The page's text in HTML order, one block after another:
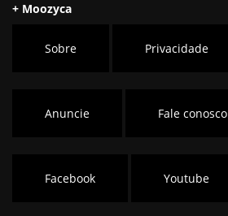
+ Moozyca
Sobre Privacidade
Anuncie Fale conosco
Facebook Youtube